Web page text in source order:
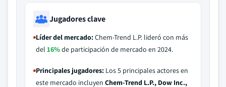
Jugadores clave
Líder del mercado:Chem-Trend L.P. lideró con más
del 16%de participación de mercado en 2024.
Principales jugadores: Los 5 principales actores en
este mercado incluyen Chem-Trend L.P., Dow Inc.,